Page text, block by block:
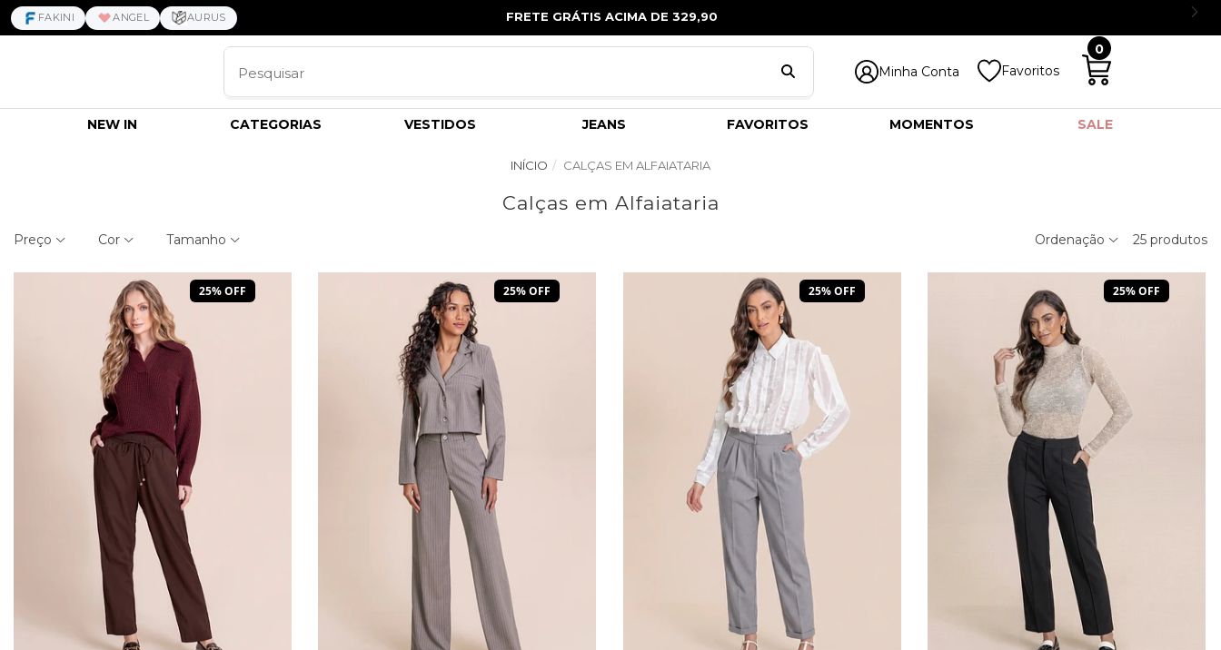
FAKINI ANGEL AURUS FRETE GRÁTIS ACIMA DE 329,90
Minha Conta Favoritos
0
NEW IN CATEGORIAS VESTIDOS JEANS FAVORITOS MOMENTOS SALE
INÍCIO CALÇAS EM ALFAIATARIA
Calças em Alfaiataria
Preço Cor Tamanho Ordenação 25 produtos
25% OFF 25% OFF 25% OFF 25% OFF